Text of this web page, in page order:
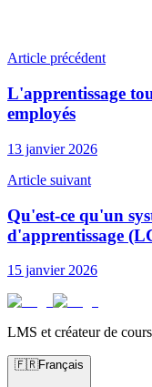
Article précédent
L'apprentissage
employés
13 janvier 2026
Article suivant
Qu'est-ce qu'un
d'apprentissage
15 janvier 2026
LMS et créateur de
🇫🇷Français